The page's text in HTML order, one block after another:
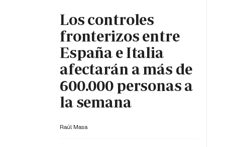
Los controles
fronterizos entre
España e Italia
afectarán a más de
600.000 personas a
la semana
Raúl Masa